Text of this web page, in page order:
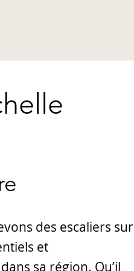
des escaliers sur
et
sa région. Qu’il